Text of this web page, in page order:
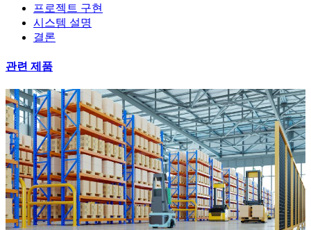
프로젝트 구현
시스템 설명
결론
관련 제품